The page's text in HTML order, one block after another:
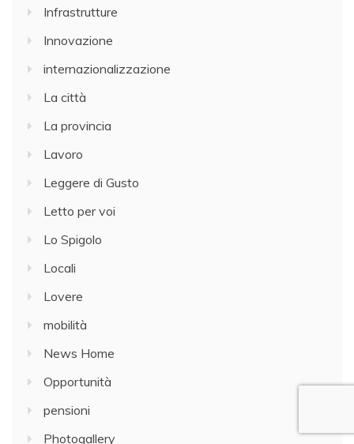
Infrastrutture
Innovazione
internazionalizzazione
La città
La provincia
Lavoro
Leggere di Gusto
Letto per voi
Lo Spigolo
Locali
Lovere
mobilità
News Home
Opportunità
pensioni
Photogallery